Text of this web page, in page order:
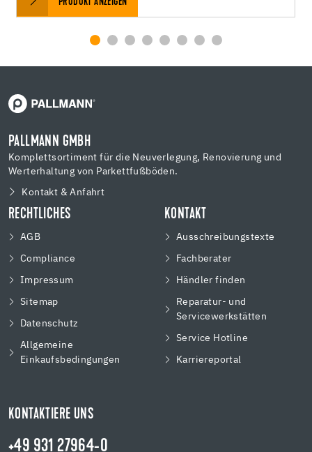
PALLMANN GMBH
Komplettsortiment für die Neuverlegung, Renovierung und
Werterhaltung von Parkettfußböden.
Kontakt & Anfahrt
RECHTLICHES
AGB
Compliance
Impressum
Sitemap
Datenschutz
Allgemeine
Einkaufsbedingungen
KONTAKT
Ausschreibungstexte
Fachberater
Händler finden
Reparatur- und
Servicewerkstätten
Service Hotline
Karriereportal
KONTAKTIERE UNS
+49 931 27964-0